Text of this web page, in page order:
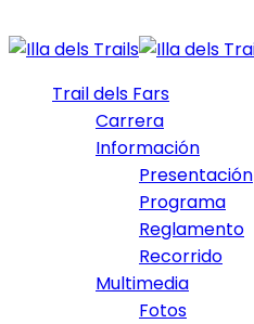
Trail dels Fars
Carrera
Información
Presentación
Programa
Reglamento
Recorrido
Multimedia
Fotos